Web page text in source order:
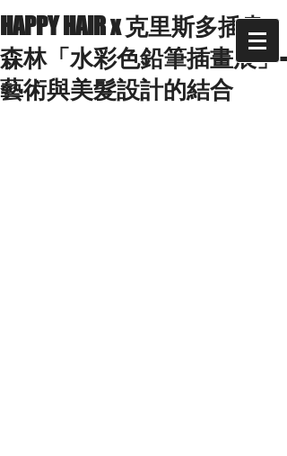
HAPPY HAIR x 克里斯多插畫
森林「水彩色鉛筆插畫展」-
藝術與美髮設計的結合